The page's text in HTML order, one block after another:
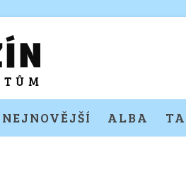
NEJNOVĚJŠÍ ALBA